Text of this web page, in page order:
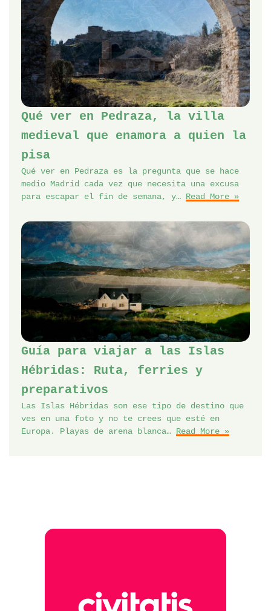
Qué ver en Pedraza, la villa
medieval que enamora a quien la
pisa
Qué ver en Pedraza es la pregunta que se hace
medio Madrid cada vez que necesita una excusa
para escapar el fin de semana, y… Read More »
Guía para viajar a las Islas
Hébridas: Ruta, ferries y
preparativos
Las Islas Hébridas son ese tipo de destino que
ves en una foto y no te crees que esté en
Europa. Playas de arena blanca… Read More »